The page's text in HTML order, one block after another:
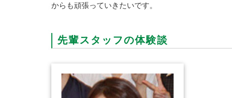
からも頑張っていきたいです。
先輩スタッフの体験談